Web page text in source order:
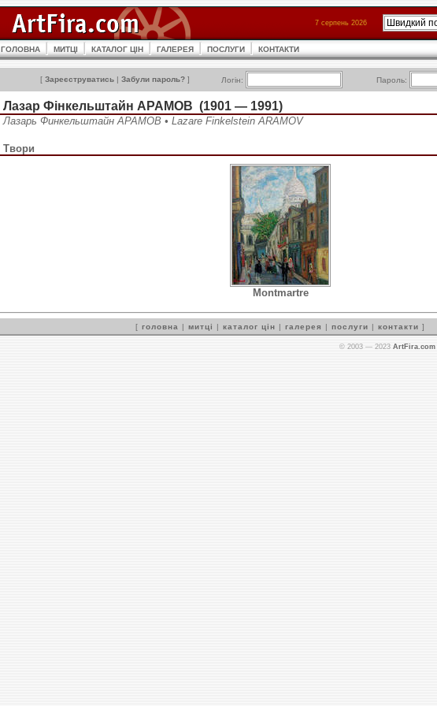
7 серпень 2026
ГОЛОВНА МИТЦІ КАТАЛОГ ЦІН ГАЛЕРЕЯ ПОСЛУГИ КОНТАКТИ
[ Зареєструватись | Забули пароль? ] Логін: Пароль:
Лазар Фінкельштайн АРАМОВ (1901 — 1991)
Лазарь Финкельштайн АРАМОВ • Lazare Finkelstein ARAMOV
Твори
Montmartre
[ головна | митці | каталог цін | галерея | послуги | контакти ]
© 2003 — 2023 ArtFira.com